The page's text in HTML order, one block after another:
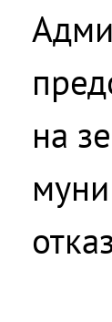
на